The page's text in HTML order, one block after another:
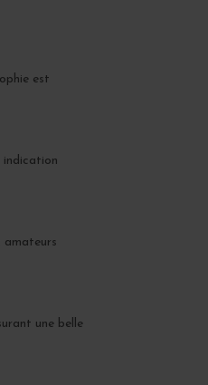
est
indication
amateurs
une belle